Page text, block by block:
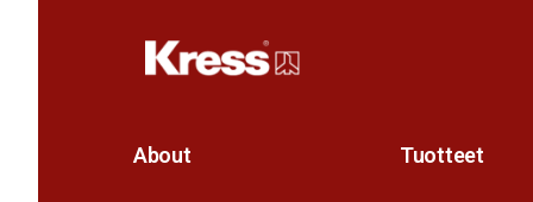
About Tuotteet